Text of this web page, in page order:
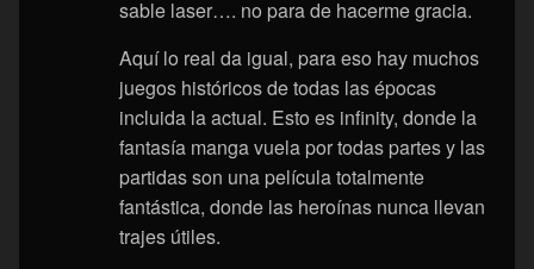
sable laser…. no para de hacerme gracia.
Aquí lo real da igual, para eso hay muchos
juegos históricos de todas las épocas
incluida la actual. Esto es infinity, donde la
fantasía manga vuela por todas partes y las
partidas son una película totalmente
fantástica, donde las heroínas nunca llevan
trajes útiles.